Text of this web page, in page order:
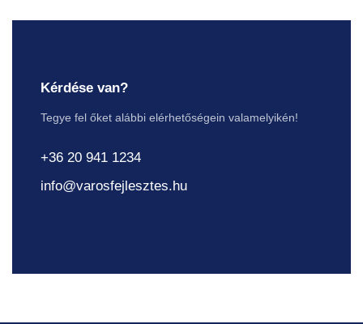
Kérdése van?
Tegye fel őket alábbi elérhetőségein valamelyikén!
+36 20 941 1234
info@varosfejlesztes.hu